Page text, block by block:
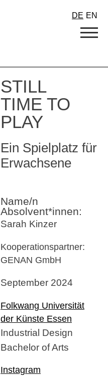
DE EN
STILL
TIME TO
PLAY
Ein Spielplatz für
Erwachsene
Name/n
Absolvent*innen:
Sarah Kinzer
Kooperationspartner:
GENAN GmbH
September 2024
Folkwang Universität
der Künste Essen
Industrial Design
Bachelor of Arts
Instagram